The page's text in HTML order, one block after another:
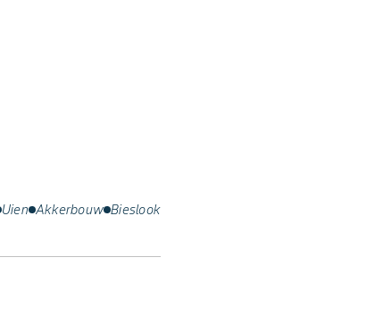
Uien Akkerbouw Bieslook